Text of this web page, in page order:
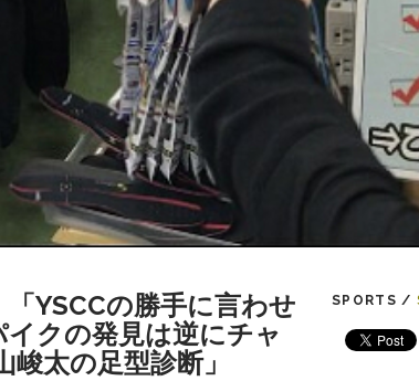
YSCCの勝手に言わせ
クの発見は逆にチャ
太の足型診断」
SPORTS /